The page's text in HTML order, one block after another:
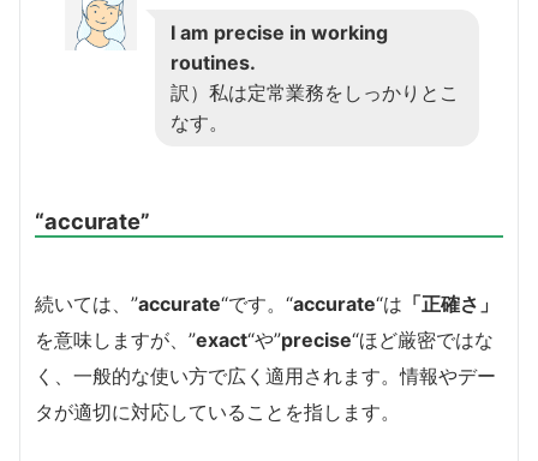
I am precise in working
routines.
訳）私は定常業務をしっかりとこ
なす。
“accurate”
続いては、”accurate“です。 “accurate“は 「正確さ」
を意味しますが、”exact“や”precise“ほど厳密ではな
く、一般的な使い方で広く適用されます。情報やデー
タが適切に対応していることを指します。